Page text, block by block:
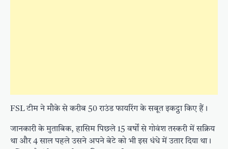
FSL टीम ने मौके से करीब 50 राउंड फायरिंग के सबूत इकट्ठा किए हैं।
जानकारी के मुताबिक, हासिम पिछले 15 वर्षों से गोवंश तस्करी में सक्रिय
था और 4 साल पहले उसने अपने बेटे को भी इस धंधे में उतार दिया था।